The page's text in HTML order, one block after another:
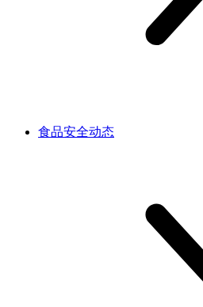
食品安全动态